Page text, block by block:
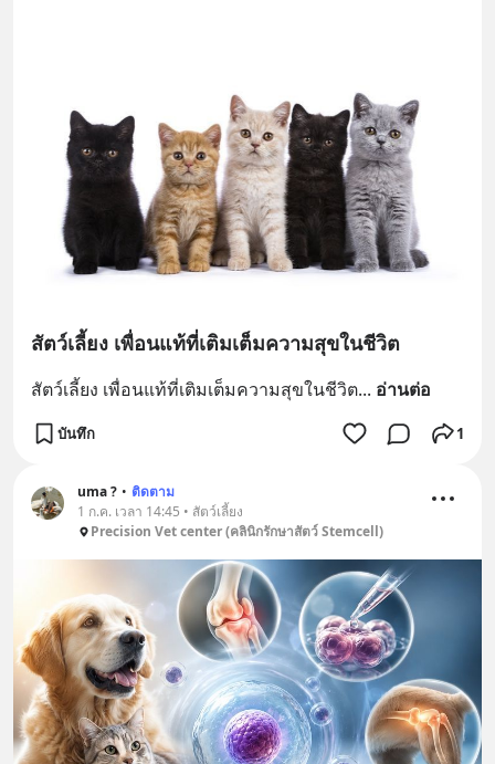
สัตว์เลี้ยง เพื่อนแท้ที่เติมเต็มความสุขในชีวิต
สัตว์เลี้ยง เพื่อนแท้ที่เติมเต็มความสุขในชีวิต... อ่านต่อ
บันทึก 1
uma ? • ติดตาม
1 ก.ค. เวลา 14:45 • สัตว์เลี้ยง
Precision Vet center (คลินิกรักษาสัตว์ Stemcell)